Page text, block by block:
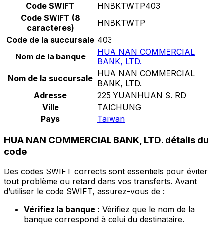
Code SWIFT
HNBKTWTP403
Code SWIFT (8
caractères)
HNBKTWTP
Code de la succursale 403
Nom de la banque
HUA NAN COMMERCIAL
BANK, LTD.
Nom de la succursale HUA NAN COMMERCIAL
BANK, LTD.
Adresse
225 YUANHUAN S. RD
Ville
TAICHUNG
Pays
Taïwan
HUA NAN COMMERCIAL BANK, LTD. détails du
code
Des codes SWIFT corrects sont essentiels pour éviter
tout problème ou retard dans vos transferts. Avant
d’utiliser le code SWIFT, assurez-vous de :
Vérifiez la banque : Vérifiez que le nom de la
banque correspond à celui du destinataire.